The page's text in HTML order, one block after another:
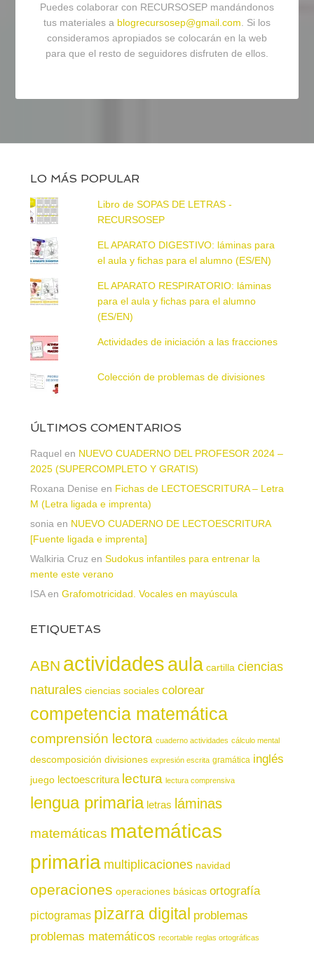
Puedes colaborar con RECURSOSEP mandándonos
tus materiales a blogrecursosep@gmail.com. Si los
consideramos apropiados se colocarán en la web
para que el resto de seguidores disfruten de ellos.
LO MÁS POPULAR
Libro de SOPAS DE LETRAS -
RECURSOSEP
EL APARATO DIGESTIVO: láminas para
el aula y fichas para el alumno (ES/EN)
EL APARATO RESPIRATORIO: láminas
para el aula y fichas para el alumno
(ES/EN)
Actividades de iniciación a las fracciones
Colección de problemas de divisiones
ÚLTIMOS COMENTARIOS
Raquel en NUEVO CUADERNO DEL PROFESOR 2024 –
2025 (SUPERCOMPLETO Y GRATIS)
Roxana Denise en Fichas de LECTOESCRITURA – Letra
M (Letra ligada e imprenta)
sonia en NUEVO CUADERNO DE LECTOESCRITURA
[Fuente ligada e imprenta]
Walkiria Cruz en Sudokus infantiles para entrenar la
mente este verano
ISAen Grafomotricidad. Vocales en mayúscula
ETIQUETAS
ABN actividadesaula cartilla ciencias
naturales ciencias sociales colorear
competencia matemática
comprensión lectora cuaderno actividades cálculo mental
descomposición divisiones expresión escrita gramática inglés
juego lectoescritura lectura lectura comprensiva
lengua primaria letras láminas
matemáticas matemáticas
primaria multiplicaciones navidad
operaciones operaciones básicas ortografía
pictogramas pizarra digital problemas
problemas matemáticos recortable reglas ortográficas